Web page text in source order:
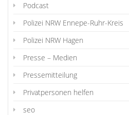
Podcast
Polizei NRW Ennepe-Ruhr-Kreis
Polizei NRW Hagen
Presse – Medien
Pressemitteilung
Privatpersonen helfen
seo